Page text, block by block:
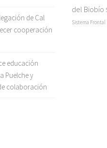
de Cal
cooperación
educación
Puelche y
colaboración
del Biobío
Sistema Frontal